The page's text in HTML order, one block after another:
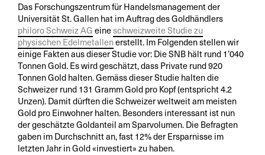
Das Forschungszentrum für Handelsmanagement der
Universität St. Gallen hat im Auftrag des Goldhändlers
philoro Schweiz AG eineschweizweite Studie zu
physischen Edelmetallenerstellt. Im Folgenden stellen wir
einige Fakten aus dieser Studie vor: Die SNB hält rund 1’040
Tonnen Gold. Es wird geschätzt, dass Private rund 920
Tonnen Gold halten. Gemäss dieser Studie halten die
Schweizer rund 131 Gramm Gold pro Kopf (entspricht 4.2
Unzen). Damit dürften die Schweizer weltweit am meisten
Gold pro Einwohner halten. Besonders interessant ist nun
der geschätzte Goldanteil am Sparvolumen. Die Befragten
gaben im Durchschnitt an, fast 12% der Ersparnisse im
letzten Jahr in Gold «investiert» zu haben.